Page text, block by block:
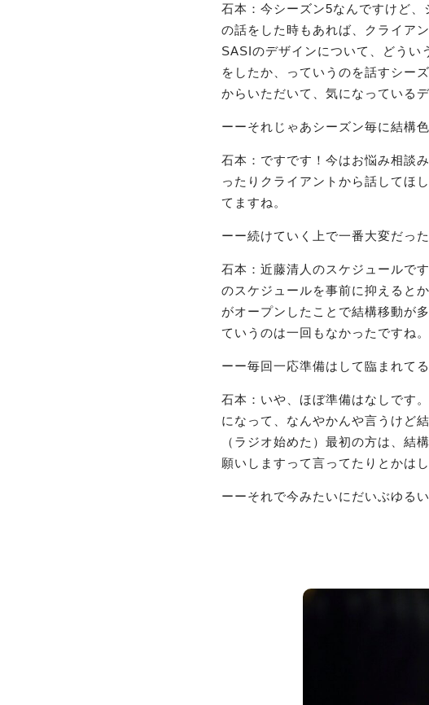
石本：今シーズン5なんですけど
の話をした時もあれば、クライア
SASIのデザインについて、どうい
をしたか、っていうのを話すシー
からいただいて、気になっている
ーーそれじゃあシーズン毎に結構
石本：ですです！今はお悩み相談
ったりクライアントから話してほ
てますね。
ーー続けていく上で一番大変だっ
石本：近藤清人のスケジュールで
のスケジュールを事前に抑えると
がオープンしたことで結構移動が
ていうのは一回もなかったですね。
ーー毎回一応準備はして臨まれて
石本：いや、ほぼ準備はなしです
になって、なんやかんや言うけど
（ラジオ始めた）最初の方は、結
願いしますって言ってたりとかは
ーーそれで今みたいにだいぶゆる